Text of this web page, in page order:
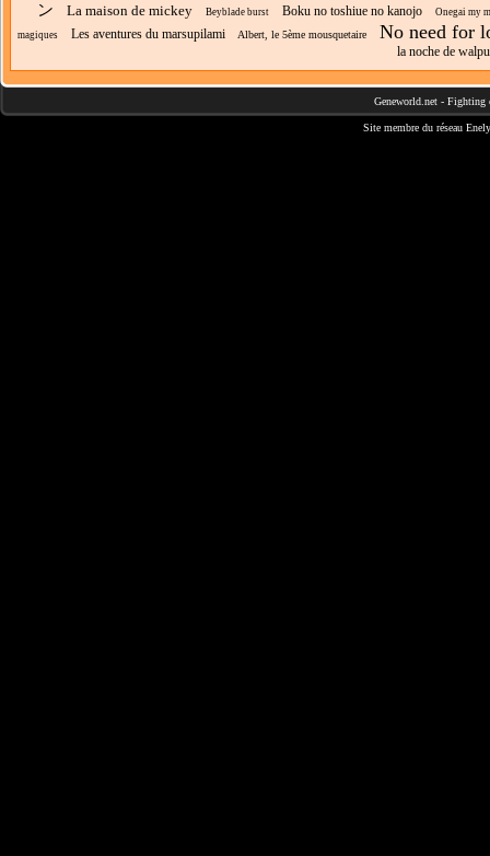
ン La maison de mickey Beyblade burst Boku no toshiue no kanojo Onegai my
magiques Les aventures du marsupilami Albert, le 5ème mousquetaire No need for
la noche de
Geneworld.net - Fighting
Site membre du réseau